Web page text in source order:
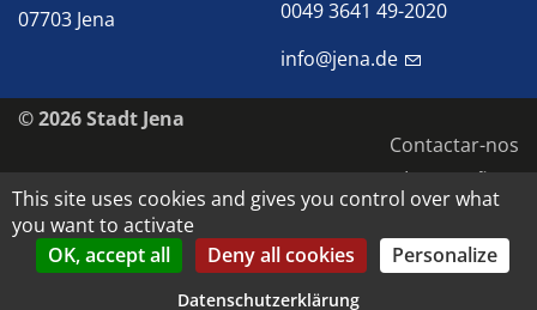
07703 Jena
0049 3641 49-2020
info@jena.de
© 2026 Stadt Jena
Contactar-nos
Impressão
Acessibilidade
Proteção de dados
Direitos de autor e de imagem
This site uses cookies and gives you control over what
you want to activate
OK, accept all
Deny all cookies Personalize
Datenschutzerklärung